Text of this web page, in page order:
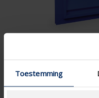
Toestemming
Exécution extra